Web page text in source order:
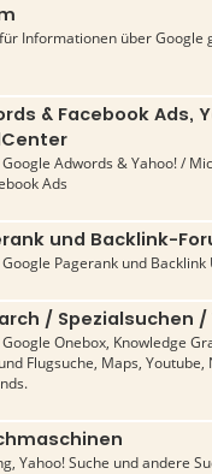
Informationen über Google
& Facebook Ads,
Adwords & Yahoo! /
Ads
und Backlink-
Pagerank und Backlink
/ Spezialsuchen
Onebox, Knowledge
Flugsuche, Maps, Youtube,
Yahoo! Suche und andere